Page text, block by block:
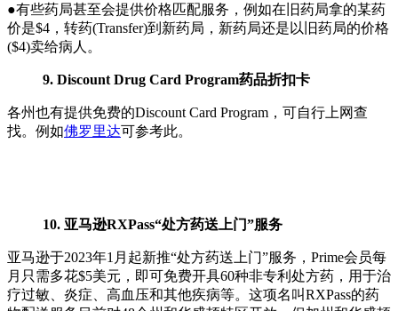
●有些药局甚至会提供价格匹配服务，例如在旧药局拿的某药
价是$4，转药(Transfer)到新药局，新药局还是以旧药局的价格
($4)卖给病人。
9. Discount Drug Card Program药品折扣卡
各州也有提供免费的Discount Card Program，可自行上网查
找。例如佛罗里达可参考此。
10. 亚马逊RXPass“处方药送上门”服务
亚马逊于2023年1月起新推“处方药送上门”服务，Prime会员每
月只需多花$5美元，即可免费开具60种非专利处方药，用于治
疗过敏、炎症、高血压和其他疾病等。这项名叫RXPass的药